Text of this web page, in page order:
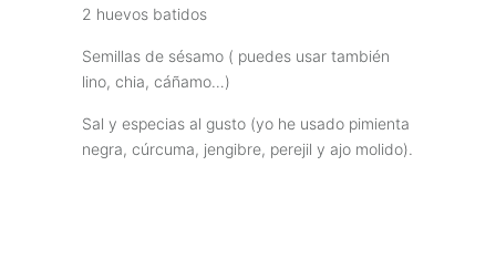
2 huevos batidos
Semillas de sésamo ( puedes usar también
lino, chia, cáñamo…)
Sal y especias al gusto (yo he usado pimienta
negra, cúrcuma, jengibre, perejil y ajo molido).